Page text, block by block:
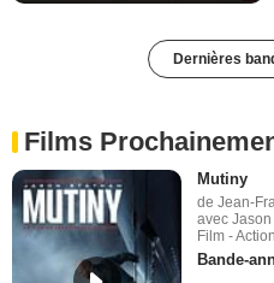
Dernières
Films
Mutiny
de Jean-
avec
Film - Action
Bande-